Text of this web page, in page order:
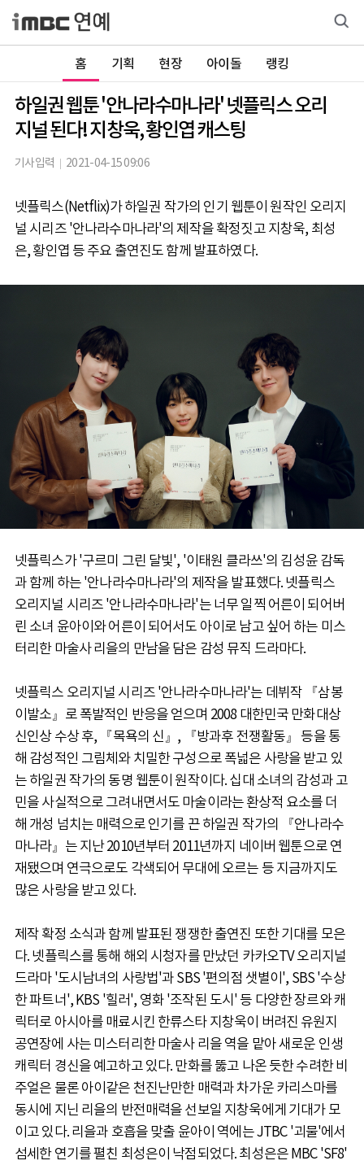
홈 기획 현장 아이돌 랭킹
하일권 웹툰 '안나라수마나라' 넷플릭스 오리
지널 된다! 지창욱, 황인엽 캐스팅
기사입력 2021-04-15 09:06
넷플릭스(Netflix)가 하일권 작가의 인기 웹툰이 원작인 오리지
널 시리즈 '안나라수마나라'의 제작을 확정짓고 지창욱, 최성
은, 황인엽 등 주요 출연진도 함께 발표하였다.
넷플릭스가 '구르미 그린 달빛', '이태원 클라쓰'의 김성윤 감독
과 함께 하는 '안나라수마나라'의 제작을 발표했다. 넷플릭스
오리지널 시리즈 '안나라수마나라'는 너무 일찍 어른이 되어버
린 소녀 윤아이와 어른이 되어서도 아이로 남고 싶어 하는 미스
터리한 마술사 리을의 만남을 담은 감성 뮤직 드라마다.
넷플릭스 오리지널 시리즈 '안나라수마나라'는 데뷔작 『삼봉
이발소』로 폭발적인 반응을 얻으며 2008 대한민국 만화대상
신인상 수상 후, 『목욕의 신』, 『방과후 전쟁활동』 등을 통
해 감성적인 그림체와 치밀한 구성으로 폭넓은 사랑을 받고 있
는 하일권 작가의 동명 웹툰이 원작이다. 십대 소녀의 감성과 고
민을 사실적으로 그려내면서도 마술이라는 환상적 요소를 더
해 개성 넘치는 매력으로 인기를 끈 하일권 작가의 『안나라수
마나라』는 지난 2010년부터 2011년까지 네이버 웹툰으로 연
재됐으며 연극으로도 각색되어 무대에 오르는 등 지금까지도
많은 사랑을 받고 있다.
제작 확정 소식과 함께 발표된 쟁쟁한 출연진 또한 기대를 모은
다. 넷플릭스를 통해 해외 시청자를 만났던 카카오TV 오리지널
드라마 '도시남녀의 사랑법'과 SBS '편의점 샛별이', SBS '수상
한 파트너', KBS '힐러', 영화 '조작된 도시' 등 다양한 장르와 캐
릭터로 아시아를 매료시킨 한류스타 지창욱이 버려진 유원지
공연장에 사는 미스터리한 마술사 리을 역을 맡아 새로운 인생
캐릭터 경신을 예고하고 있다. 만화를 뚫고 나온 듯한 수려한 비
주얼은 물론 아이같은 천진난만한 매력과 차가운 카리스마를
동시에 지닌 리을의 반전매력을 선보일 지창욱에게 기대가 모
이고 있다. 리을과 호흡을 맞출 윤아이 역에는 JTBC '괴물'에서
섬세한 연기를 펼친 최성은이 낙점되었다. 최성은은 MBC 'SF8'